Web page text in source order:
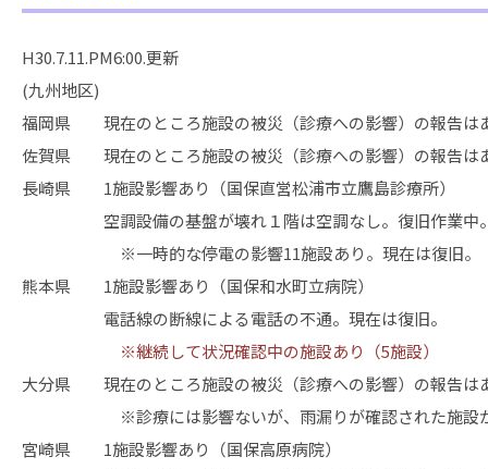
H30.7.11.PM6:00.更新
(九州地区)
福岡県 現在のところ施設の被災（診療への影響）の報告は
佐賀県 現在のところ施設の被災（診療への影響）の報告は
長崎県 1施設影響あり（国保直営松浦市立鷹島診療所）
空調設備の基盤が壊れ１階は空調なし。復旧作業中
※一時的な停電の影響11施設あり。現在は復旧。
熊本県 1施設影響あり（国保和水町立病院）
電話線の断線による電話の不通。現在は復旧。
※継続して状況確認中の施設あり（5施設）
大分県 現在のところ施設の被災（診療への影響）の報告は
※診療には影響ないが、雨漏りが確認された施設が
宮崎県 1施設影響あり（国保高原病院）